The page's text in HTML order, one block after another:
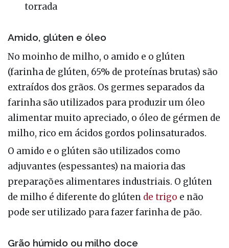
torrada
Amido, glúten e óleo
No moinho de milho, o amido e o glúten
(farinha de glúten, 65% de proteínas brutas) são
extraídos dos grãos. Os germes separados da
farinha são utilizados para produzir um óleo
alimentar muito apreciado, o óleo de gérmen de
milho, rico em ácidos gordos polinsaturados.
O amido e o glúten são utilizados como
adjuvantes (espessantes) na maioria das
preparações alimentares industriais. O glúten
de milho é diferente do glúten de trigo e não
pode ser utilizado para fazer farinha de pão.
Grão húmido ou milho doce